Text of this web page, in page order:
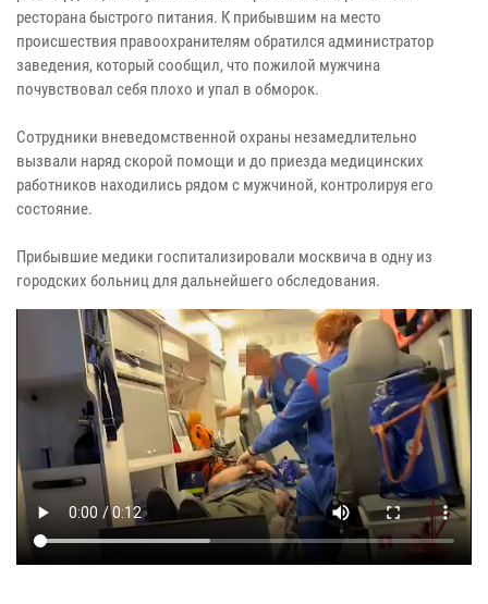
ресторана быстрого питания. К прибывшим на место
происшествия правоохранителям обратился администратор
заведения, который сообщил, что пожилой мужчина
почувствовал себя плохо и упал в обморок.
Сотрудники вневедомственной охраны незамедлительно
вызвали наряд скорой помощи и до приезда медицинских
работников находились рядом с мужчиной, контролируя его
состояние.
Прибывшие медики госпитализировали москвича в одну из
городских больниц для дальнейшего обследования.